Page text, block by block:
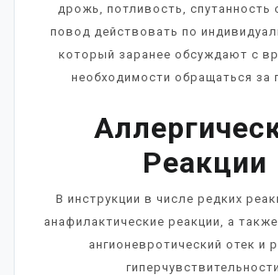
дрожь, потливость, спутанность
повод действовать по
который заранее обсуждают с
необходимости обращаться за
Реакции
В инструкции в числе редких
анафилактические реакции, а
ангионевротический отек и
гиперчувствительности.